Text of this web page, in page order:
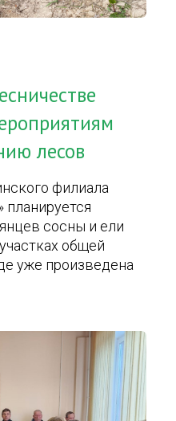
лесов
филиала
сосны и ели
общей
уже произведена